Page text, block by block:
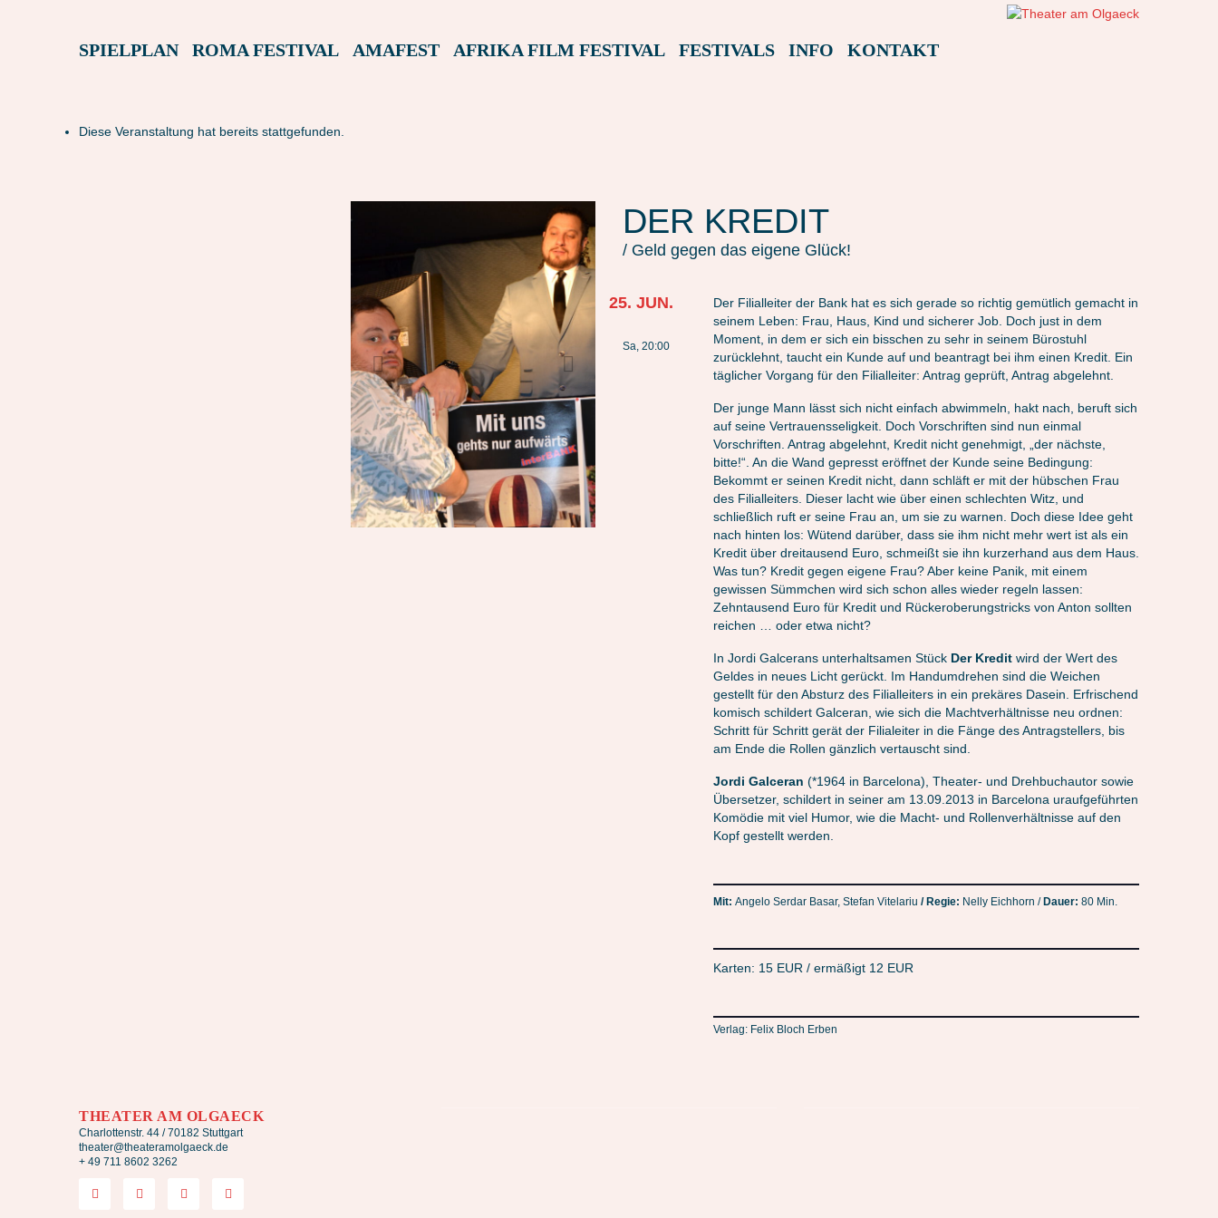
SPIELPLAN ROMA FESTIVAL AMAFEST AFRIKA FILM FESTIVAL FESTIVALS INFO KONTAKT
Diese Veranstaltung hat bereits stattgefunden.
DER KREDIT
/ Geld gegen das eigene Glück!
25. JUN.
Sa, 20:00
Der Filialleiter der Bank hat es sich gerade so richtig gemütlich gemacht in
seinem Leben: Frau, Haus, Kind und sicherer Job. Doch just in dem
Moment, in dem er sich ein bisschen zu sehr in seinem Bürostuhl
zurücklehnt, taucht ein Kunde auf und beantragt bei ihm einen Kredit. Ein
täglicher Vorgang für den Filialleiter: Antrag geprüft, Antrag abgelehnt.
Der junge Mann lässt sich nicht einfach abwimmeln, hakt nach, beruft sich
auf seine Vertrauensseligkeit. Doch Vorschriften sind nun einmal
Vorschriften. Antrag abgelehnt, Kredit nicht genehmigt, „der nächste,
bitte!“. An die Wand gepresst eröffnet der Kunde seine Bedingung:
Bekommt er seinen Kredit nicht, dann schläft er mit der hübschen Frau
des Filialleiters. Dieser lacht wie über einen schlechten Witz, und
schließlich ruft er seine Frau an, um sie zu warnen. Doch diese Idee geht
nach hinten los: Wütend darüber, dass sie ihm nicht mehr wert ist als ein
Kredit über dreitausend Euro, schmeißt sie ihn kurzerhand aus dem Haus.
Was tun? Kredit gegen eigene Frau? Aber keine Panik, mit einem
gewissen Sümmchen wird sich schon alles wieder regeln lassen:
Zehntausend Euro für Kredit und Rückeroberungstricks von Anton sollten
reichen … oder etwa nicht?
In Jordi Galcerans unterhaltsamen Stück Der Kredit wird der Wert des
Geldes in neues Licht gerückt. Im Handumdrehen sind die Weichen
gestellt für den Absturz des Filialleiters in ein prekäres Dasein. Erfrischend
komisch schildert Galceran, wie sich die Machtverhältnisse neu ordnen:
Schritt für Schritt gerät der Filialeiter in die Fänge des Antragstellers, bis
am Ende die Rollen gänzlich vertauscht sind.
Jordi Galceran (*1964 in Barcelona), Theater- und Drehbuchautor sowie
Übersetzer, schildert in seiner am 13.09.2013 in Barcelona uraufgeführten
Komödie mit viel Humor, wie die Macht- und Rollenverhältnisse auf den
Kopf gestellt werden.
Mit: Angelo Serdar Basar, Stefan Vitelariu / Regie: Nelly Eichhorn / Dauer: 80 Min.
Karten: 15 EUR / ermäßigt 12 EUR
Verlag: Felix Bloch Erben
THEATER AM OLGAECK
Charlottenstr. 44 / 70182 Stuttgart
theater@theateramolgaeck.de
+ 49 711 8602 3262